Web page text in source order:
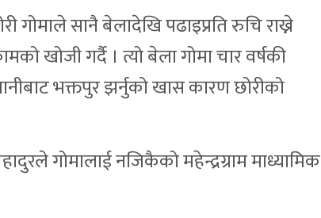
गोमाले सानै बेलादेखि पढाइप्रति रुचि राख्ने
खोजी गर्दै । त्यो बेला गोमा चार वर्षकी
भक्तपुर झर्नुको खास कारण छोरीको
गोमालाई नजिकैको महेन्द्रग्राम माध्यामिक